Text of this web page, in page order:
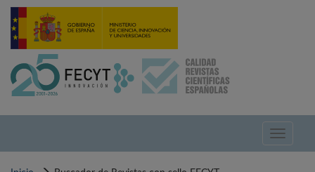
Pasar
contenido
Toggle